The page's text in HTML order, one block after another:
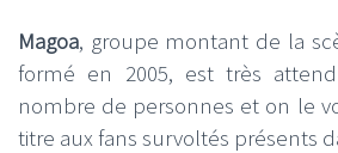
Magoa, groupe montant de la
formé en 2005, est très
nombre de personnes et on le
titre aux fans survoltés présents